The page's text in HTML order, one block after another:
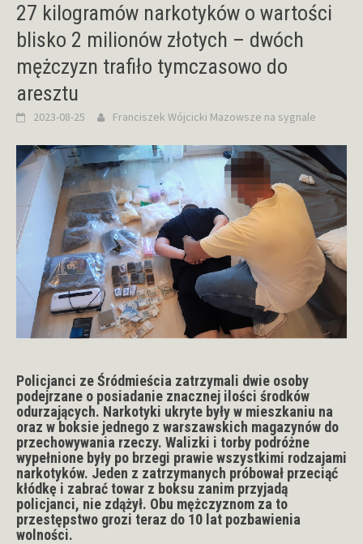
27 kilogramów narkotyków o wartości
blisko 2 milionów złotych – dwóch
mężczyzn trafiło tymczasowo do
aresztu
2023-08-25 Franciszek Wójcicki Mazowsze na sygnale
Policjanci ze Śródmieścia zatrzymali dwie osoby
podejrzane o posiadanie znacznej ilości środków
odurzających. Narkotyki ukryte były w mieszkaniu na
oraz w boksie jednego z warszawskich magazynów do
przechowywania rzeczy. Walizki i torby podróżne
wypełnione były po brzegi prawie wszystkimi rodzajami
narkotyków. Jeden z zatrzymanych próbował przeciąć
kłódkę i zabrać towar z boksu zanim przyjadą
policjanci, nie zdążył. Obu mężczyznom za to
przestępstwo grozi teraz do 10 lat pozbawienia
wolności.